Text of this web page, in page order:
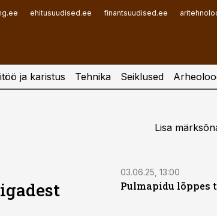
ehitusuudised.ee finantsuudised.ee
ja karistus Tehnika Seiklused
Lisa
03.06.25, 13:00
Pulmapidu lõppes